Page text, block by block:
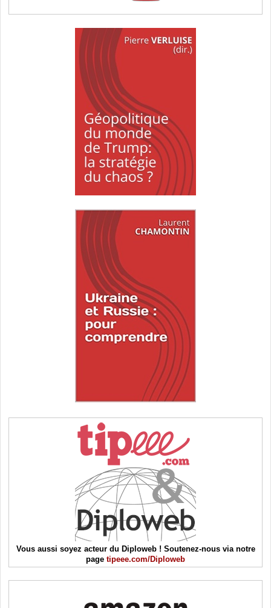
Vous aussi soyez acteur du Diploweb ! Soutenez-nous via notre
page tipeee.com/Diploweb